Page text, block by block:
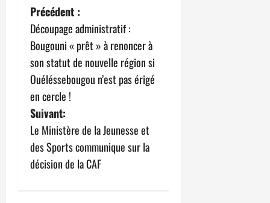
N
a
v
i
g
a
t
Précédent :
Découpage administratif :
Bougouni « prêt » à renoncer à
son statut de nouvelle région si
Ouéléssebougou n’est pas érigé
en cercle !
Suivant:
Le Ministère de la Jeunesse et
des Sports communique sur la
décision de la CAF